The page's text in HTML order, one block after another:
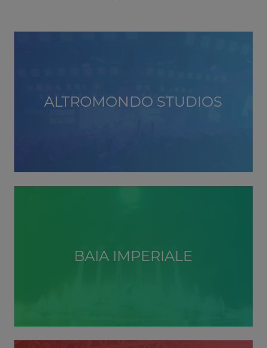
ALTROMONDO STUDIOS
BAIA IMPERIALE